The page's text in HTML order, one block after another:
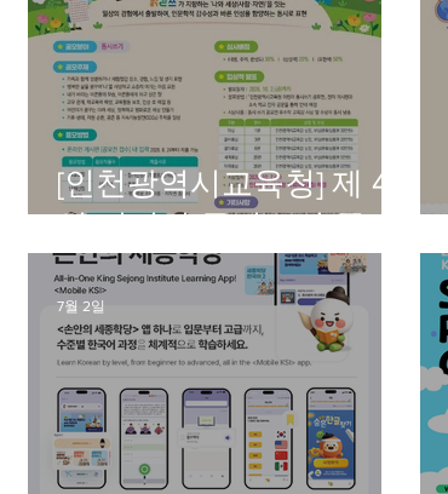
[인천광역시교육청] 제 4
회 어린이 동시쓰기 공모
전
7월 2일